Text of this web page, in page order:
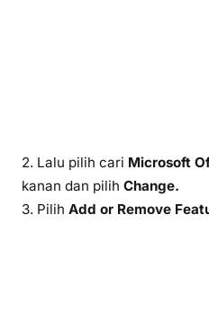
2. Lalu pilih cari Microsoft
kanan dan pilih Change.
3. Pilih Add or Remove